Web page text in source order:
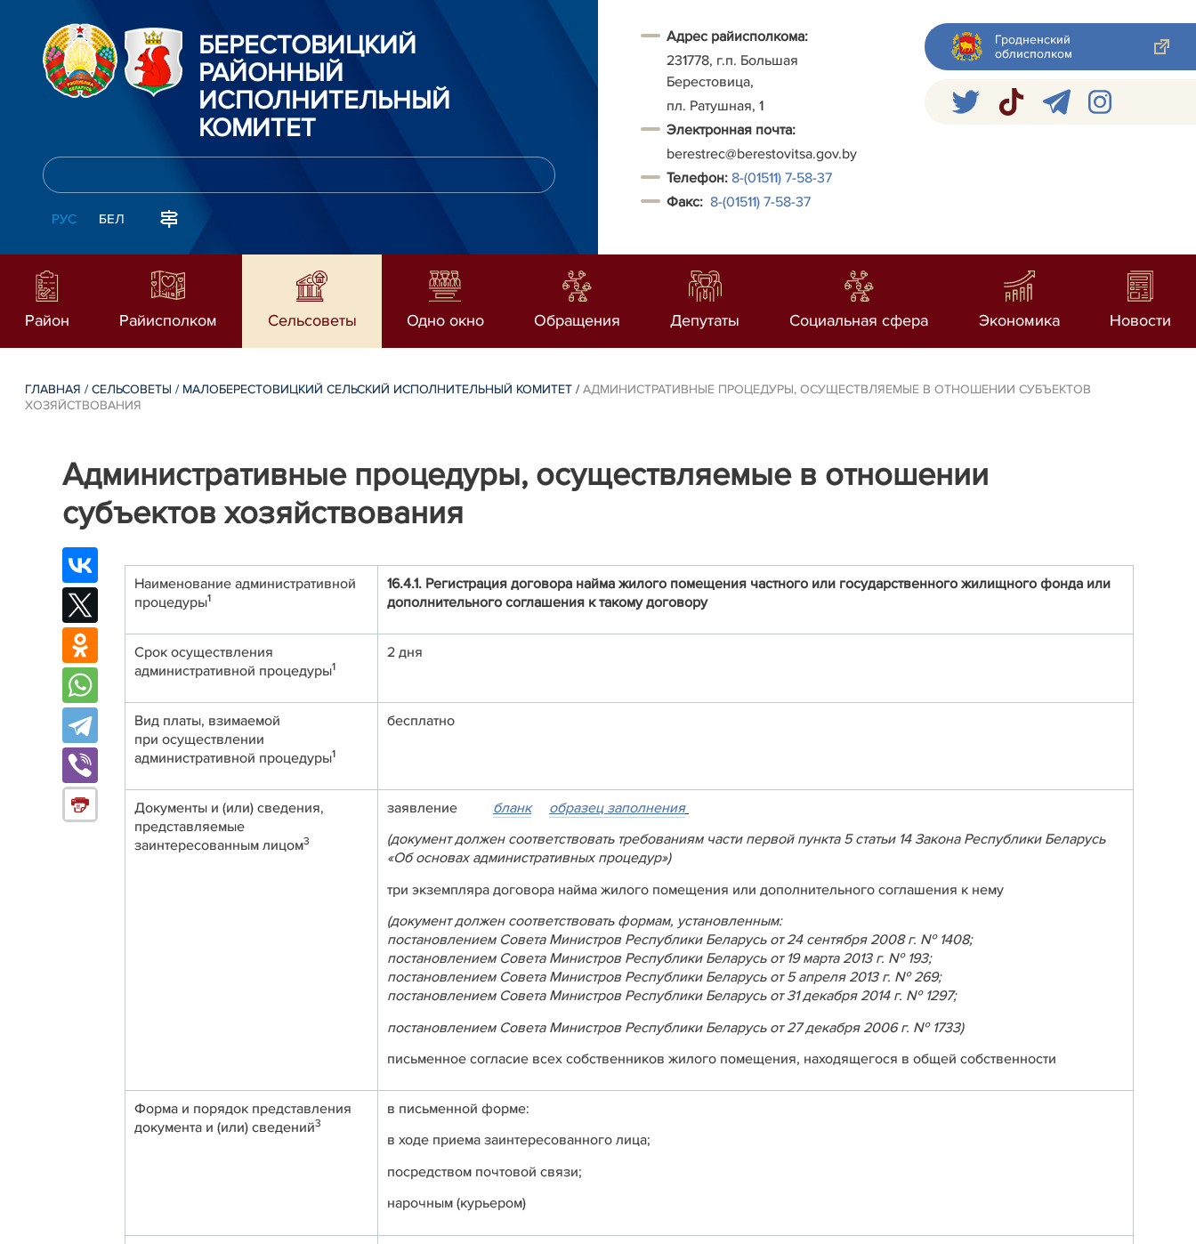
БЕРЕСТОВИЦКИЙ
РАЙОННЫЙ
ИСПОЛНИТЕЛЬНЫЙ
КОМИТЕТ
РУС БЕЛ
Адрес райисполкома:
231778, г.п. Большая
Берестовица,
пл. Ратушная, 1
Электронная почта:
berestrec@berestovitsa.gov.by
Телефон: 8-(01511) 7-58-37
Факс: 8-(01511) 7-58-37
Гродненский
облисполком
Район Райисполком Сельсоветы Одно окно Обращения Депутаты Социальная сфера Экономика Новости
ГЛАВНАЯ /СЕЛЬСОВЕТЫ / МАЛОБЕРЕСТОВИЦКИЙ СЕЛЬСКИЙ ИСПОЛНИТЕЛЬНЫЙ КОМИТЕТ /АДМИНИСТРАТИВНЫЕ ПРОЦЕДУРЫ, ОСУЩЕСТВЛЯЕМЫЕ В ОТНОШЕНИИ СУБЪЕКТОВ
ХОЗЯЙСТВОВАНИЯ
Административные процедуры, осуществляемые в отношении
субъектов хозяйствования
Наименование административной
процедуры1
16.4.1. Регистрация договора найма жилого помещения частного или государственного жилищного фонда или
дополнительного соглашения к такому договору
Срок осуществления
административной процедуры1
2 дня
Вид платы, взимаемой
при осуществлении
административной процедуры1
бесплатно
Документы и (или) сведения,
представляемые
заинтересованным лицом3
заявление бланк
образец заполнения
(документ должен соответствовать требованиям части первой пункта 5 статьи 14 Закона Республики Беларусь
«Об основах административных процедур»)
три экземпляра договора найма жилого помещения или дополнительного соглашения к нему
(документ должен соответствовать формам, установленным:
постановлением Совета Министров Республики Беларусь от 24 сентября 2008 г. № 1408;
постановлением Совета Министров Республики Беларусь от 19 марта 2013 г. № 193;
постановлением Совета Министров Республики Беларусь от 5 апреля 2013 г. № 269;
постановлением Совета Министров Республики Беларусь от 31 декабря 2014 г. № 1297;
постановлением Совета Министров Республики Беларусь от 27 декабря 2006 г. № 1733)
письменное согласие всех собственников жилого помещения, находящегося в общей собственности
Форма и порядок представления
документа и (или) сведений3
в письменной форме:
в ходе приема заинтересованного лица;
посредством почтовой связи;
нарочным (курьером)